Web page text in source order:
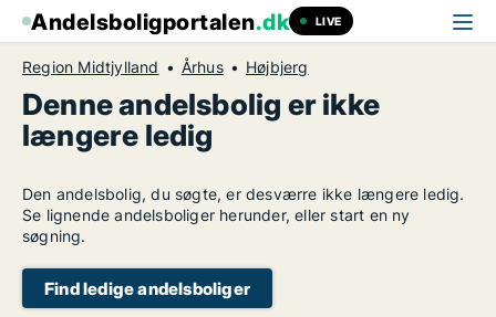
Andelsboligportalen.dk LIVE
Region Midtjylland Århus Højbjerg
Denne andelsbolig er ikke
længere ledig
Den andelsbolig, du søgte, er desværre ikke længere ledig.
Se lignende andelsboliger herunder, eller start en ny
søgning.
Find ledige andelsboliger